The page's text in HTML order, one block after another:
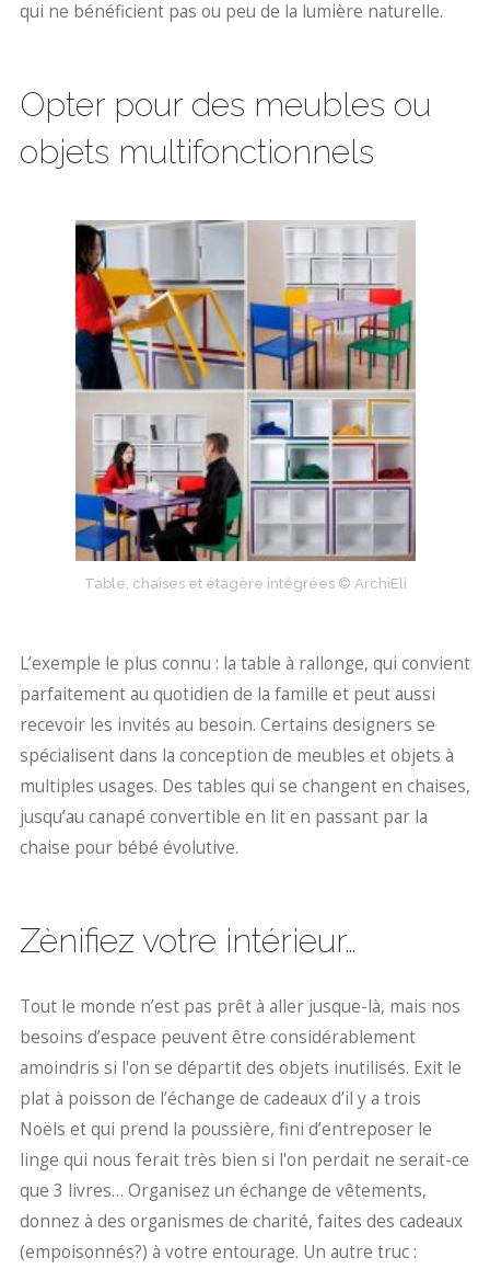
qui ne bénéficient pas ou peu de la lumière naturelle.
Opter pour des meubles ou
objets multifonctionnels
Table, chaises et étagère intégrées © ArchiEli
L’exemple le plus connu : la table à rallonge, qui convient
parfaitement au quotidien de la famille et peut aussi
recevoir les invités au besoin. Certains designers se
spécialisent dans la conception de meubles et objets à
multiples usages. Des tables qui se changent en chaises,
jusqu’au canapé convertible en lit en passant par la
chaise pour bébé évolutive.
Zènifiez votre intérieur…
Tout le monde n’est pas prêt à aller jusque-là, mais nos
besoins d’espace peuvent être considérablement
amoindris si l'on se départit des objets inutilisés. Exit le
plat à poisson de l’échange de cadeaux d’il y a trois
Noëls et qui prend la poussière, fini d’entreposer le
linge qui nous ferait très bien si l'on perdait ne serait-ce
que 3 livres… Organisez un échange de vêtements,
donnez à des organismes de charité, faites des cadeaux
(empoisonnés?) à votre entourage. Un autre truc :